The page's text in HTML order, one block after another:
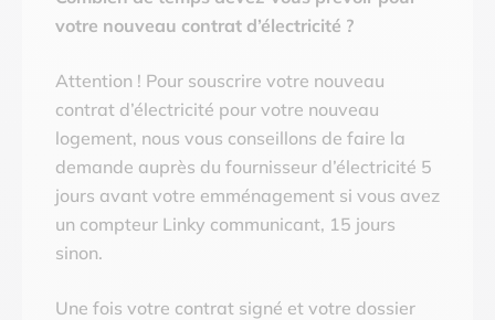
votre nouveau contrat d’électricité ?
Attention ! Pour souscrire votre nouveau
contrat d’électricité pour votre nouveau
logement, nous vous conseillons de faire la
demande auprès du fournisseur d’électricité 5
jours avant votre emménagement si vous avez
un compteur Linky communicant, 15 jours
sinon.
Une fois votre contrat signé et votre dossier